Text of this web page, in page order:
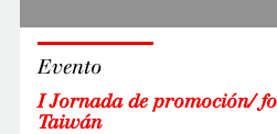
Evento
I Jornada de promoción/
Taiwán